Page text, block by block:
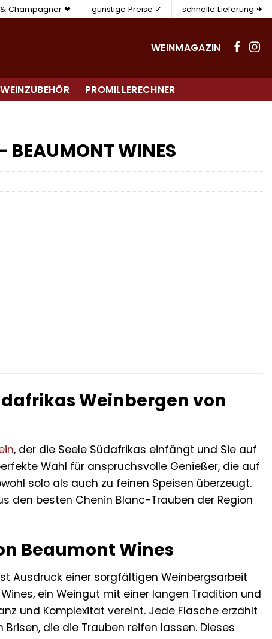
& Champagner ❤ günstige Preise ✓ schnelle Lieferung ✈
WEINMAGAZIN
WEINZUBEHÖR PROMILLERECHNER
BEAUMONT WINES
Weinbergen von
, der die Seele Südafrikas einfängt und Sie auf
Wahl für anspruchsvolle Genießer, die auf
solo als auch zu feinen Speisen überzeugt.
den besten Chenin Blanc-Trauben der Region
Beaumont Wines
Ausdruck einer sorgfältigen Weinbergsarbeit
ein Weingut mit einer langen Tradition und
und Komplexität vereint. Jede Flasche erzählt
die die Trauben reifen lassen. Dieses